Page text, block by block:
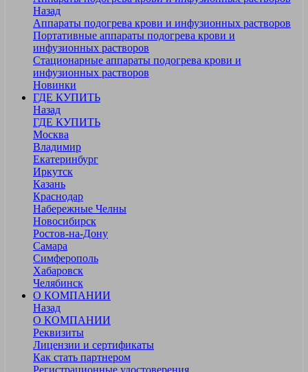
Назад
Аппараты подогрева крови и инфузионных растворов
Портативные аппараты подогрева крови и
инфузионных растворов
Стационарные аппараты подогрева крови и
инфузионных растворов
Новинки
ГДЕ КУПИТЬ
Назад
ГДЕ КУПИТЬ
Москва
Владимир
Екатеринбург
Иркутск
Казань
Краснодар
Набережные Челны
Новосибирск
Ростов-на-Дону
Самара
Симферополь
Хабаровск
Челябинск
О КОМПАНИИ
Назад
О КОМПАНИИ
Реквизиты
Лицензии и сертификаты
Как стать партнером
Регистрационные удостоверения